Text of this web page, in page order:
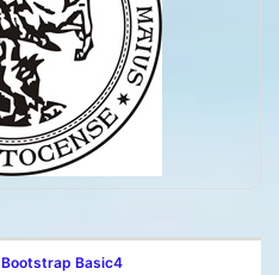
Bootstrap Basic4